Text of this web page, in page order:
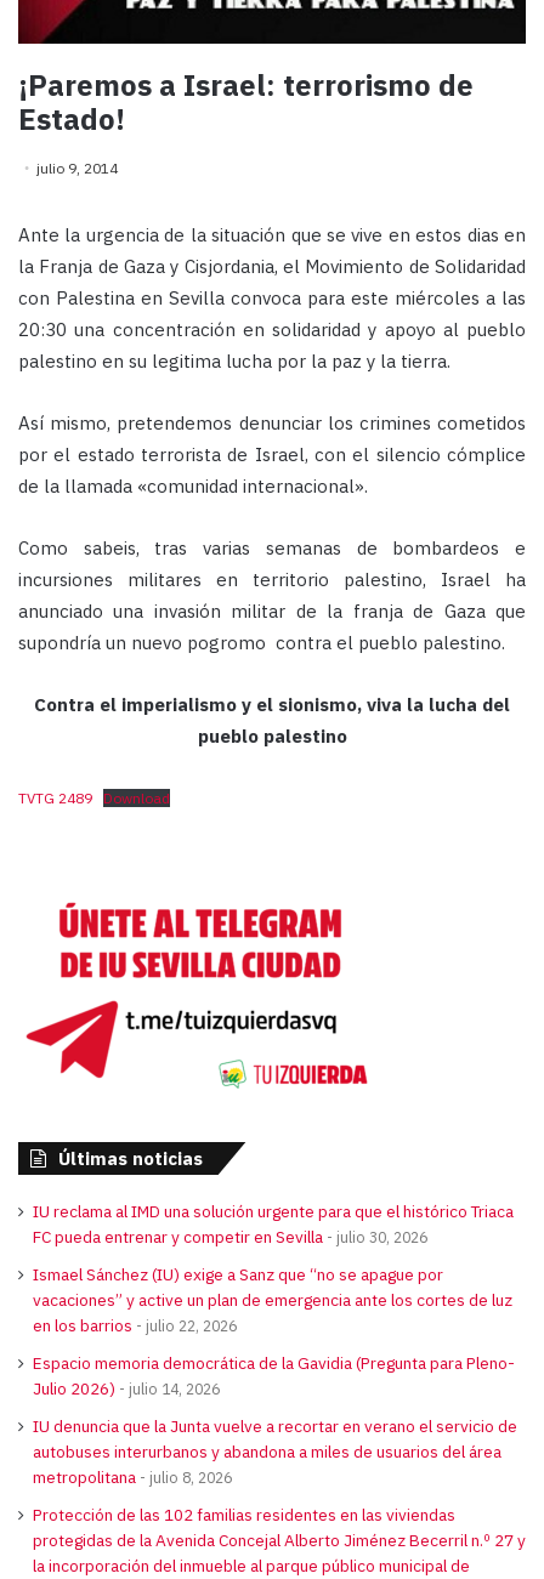
¡Paremos a Israel: terrorismo de
Estado!
julio 9, 2014
Ante la urgencia de la situación que se vive en estos dias en
la Franja de Gaza y Cisjordania, el Movimiento de Solidaridad
con Palestina en Sevilla convoca para este miércoles a las
20:30 una concentración en solidaridad y apoyo al pueblo
palestino en su legitima lucha por la paz y la tierra.
Así mismo, pretendemos denunciar los crimines cometidos
por el estado terrorista de Israel, con el silencio cómplice
de la llamada «comunidad internacional».
Como sabeis, tras varias semanas de bombardeos e
incursiones militares en territorio palestino, Israel ha
anunciado una invasión militar de la franja de Gaza que
supondría un nuevo pogromo contra el pueblo palestino.
Contra el imperialismo y el sionismo, viva la lucha del
pueblo palestino
TVTG 2489 Download
Últimas noticias
IU reclama al IMD una solución urgente para que el histórico Triaca
FC pueda entrenar y competir en Sevilla
julio 30, 2026
Ismael Sánchez (IU) exige a Sanz que “no se apague por
vacaciones” y active un plan de emergencia ante los cortes de luz
en los barrios
julio 22, 2026
Espacio memoria democrática de la Gavidia (Pregunta para Pleno-
Julio 2026)
julio 14, 2026
IU denuncia que la Junta vuelve a recortar en verano el servicio de
autobuses interurbanos y abandona a miles de usuarios del área
metropolitana
julio 8, 2026
Protección de las 102 familias residentes en las viviendas
protegidas de la Avenida Concejal Alberto Jiménez Becerril n.º 27 y
la incorporación del inmueble al parque público municipal de